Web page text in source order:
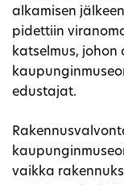
alkamisen
pidettiin
katselmus,
edustajat.
vaikka